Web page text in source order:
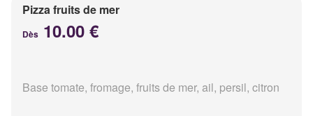
Pizza fruits de mer
Dès 10.00 €
Base tomate, fromage, fruits de mer, ail, persil, citron